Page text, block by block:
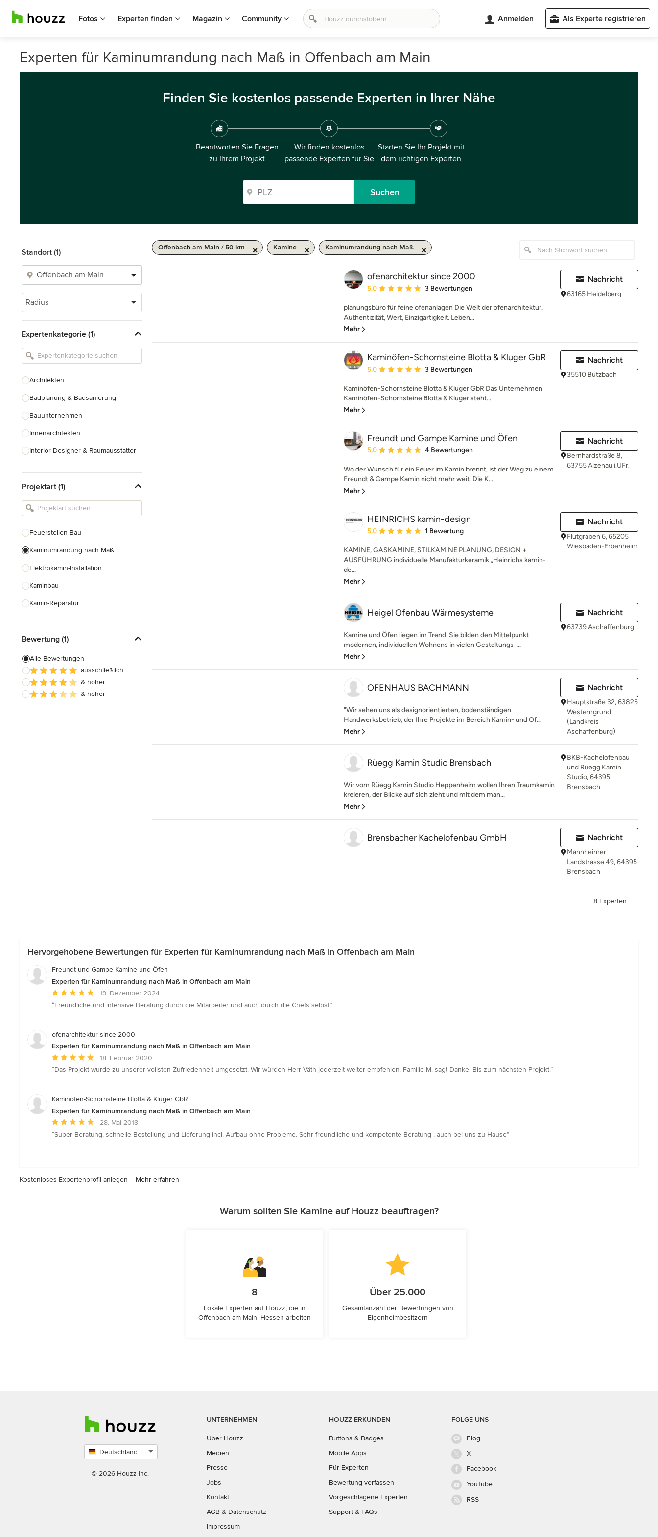
Fotos Experten finden Magazin Community Anmelden Als Experte registrieren
Experten für Kaminumrandung nach Maß in Offenbach am Main
Finden Sie kostenlos passende Experten in Ihrer Nähe
Beantworten Sie Fragen
zu Ihrem Projekt
Wir finden kostenlos
passende Experten für Sie
Starten Sie Ihr Projekt mit
dem richtigen Experten
Suchen
Standort (1)
Radius
Expertenkategorie (1)
Architekten
Badplanung & Badsanierung
Bauunternehmen
Innenarchitekten
Interior Designer & Raumausstatter
Landschaftsarchitekten
Armaturen & Sanitärbedarf
Projektart (1)
Feuerstellen-Bau
Kaminumrandung nach Maß
Elektrokamin-Installation
Kaminbau
Kamin-Reparatur
Gartenkamin-Bau
Schornsteinbau
Alle anzeigen
Bewertung (1)
Alle Bewertungen
ausschließlich
& höher
& höher
Offenbach am Main / 50 km Kamine Kaminumrandung nach Maß
ofenarchitektur since 2000
Durchschnittliche Bewertung: 5 von 5 Sternen
5,0 3 Bewertungen
planungsbüro für feine ofenanlagen Die Welt der ofenarchitektur.
Authentizität, Wert, Einzigartigkeit. Leben...
Mehr
Nachricht
63165 Heidelberg
Kaminöfen-Schornsteine Blotta & Kluger GbR
Durchschnittliche Bewertung: 5 von 5 Sternen
5,0 3 Bewertungen
Kaminöfen-Schornsteine Blotta & Kluger GbR Das Unternehmen
Kaminöfen-Schornsteine Blotta & Kluger steht...
Mehr
Nachricht
35510 Butzbach
Freundt und Gampe Kamine und Öfen
Durchschnittliche Bewertung: 5 von 5 Sternen
5,0 4 Bewertungen
Wo der Wunsch für ein Feuer im Kamin brennt, ist der Weg zu einem
Freundt & Gampe Kamin nicht mehr weit. Die K...
Mehr
Nachricht
Bernhardstraße 8,
63755 Alzenau i.UFr.
HEINRICHS kamin-design
Durchschnittliche Bewertung: 5 von 5 Sternen
5,0 1 Bewertung
KAMINE, GASKAMINE, STILKAMINE PLANUNG, DESIGN +
AUSFÜHRUNG individuelle Manufakturkeramik „Heinrichs kamin-
de...
Mehr
Nachricht
Flutgraben 6, 65205
Wiesbaden-Erbenheim
Heigel Ofenbau Wärmesysteme
Kamine und Öfen liegen im Trend. Sie bilden den Mittelpunkt
modernen, individuellen Wohnens in vielen Gestaltungs-...
Mehr
Nachricht
63739 Aschaffenburg
OFENHAUS BACHMANN
"Wir sehen uns als designorientierten, bodenständigen
Handwerksbetrieb, der Ihre Projekte im Bereich Kamin- und Of...
Mehr
Nachricht
Hauptstraße 32, 63825
Westerngrund
(Landkreis
Aschaffenburg)
Rüegg Kamin Studio Brensbach
Wir vom Rüegg Kamin Studio Heppenheim wollen Ihren Traumkamin
kreieren, der Blicke auf sich zieht und mit dem man...
Mehr
BKB-Kachelofenbau
und Rüegg Kamin
Studio, 64395
Brensbach
Brensbacher Kachelofenbau GmbH Nachricht
Mannheimer
Landstrasse 49, 64395
Brensbach
8 Experten
Hervorgehobene Bewertungen für Experten für Kaminumrandung nach Maß in Offenbach am Main
Freundt und Gampe Kamine und Öfen
Experten für Kaminumrandung nach Maß in Offenbach am Main
Durchschnittliche
Bewertung:
5
19. Dezember 2024
“Freundliche und intensive Beratung durch die Mitarbeiter und auch durch die Chefs selbst”
ofenarchitektur since 2000
Experten für Kaminumrandung nach Maß in Offenbach am Main
Durchschnittliche
Bewertung:
5
18. Februar 2020
“Das Projekt wurde zu unserer vollsten Zufriedenheit umgesetzt. Wir würden Herr Väth jederzeit weiter empfehlen. Familie M. sagt Danke. Bis zum nächsten Projekt.”
Kaminöfen-Schornsteine Blotta & Kluger GbR
Experten für Kaminumrandung nach Maß in Offenbach am Main
Durchschnittliche
Bewertung:
28. Mai 2018
“Super Beratung, schnelle Bestellung und Lieferung incl. Aufbau ohne Probleme. Sehr freundliche und kompetente Beratung , auch bei uns zu Hause”
Kostenloses Expertenprofil anlegen – Mehr erfahren
Warum sollten Sie Kamine auf Houzz beauftragen?
8
Lokale Experten auf Houzz, die in
Offenbach am Main, Hessen arbeiten
Über 25.000
Gesamtanzahl der Bewertungen von
Eigenheimbesitzern
Deutschland
auswählen
© 2026 Houzz Inc.
UNTERNEHMEN
Über Houzz
Medien
Presse
Jobs
Kontakt
AGB & Datenschutz
Impressum
HOUZZ ERKUNDEN
Buttons & Badges
Mobile Apps
Für Experten
Bewertung verfassen
Vorgeschlagene Experten
Support & FAQs
FOLGE UNS
Blog
X
Facebook
YouTube
RSS